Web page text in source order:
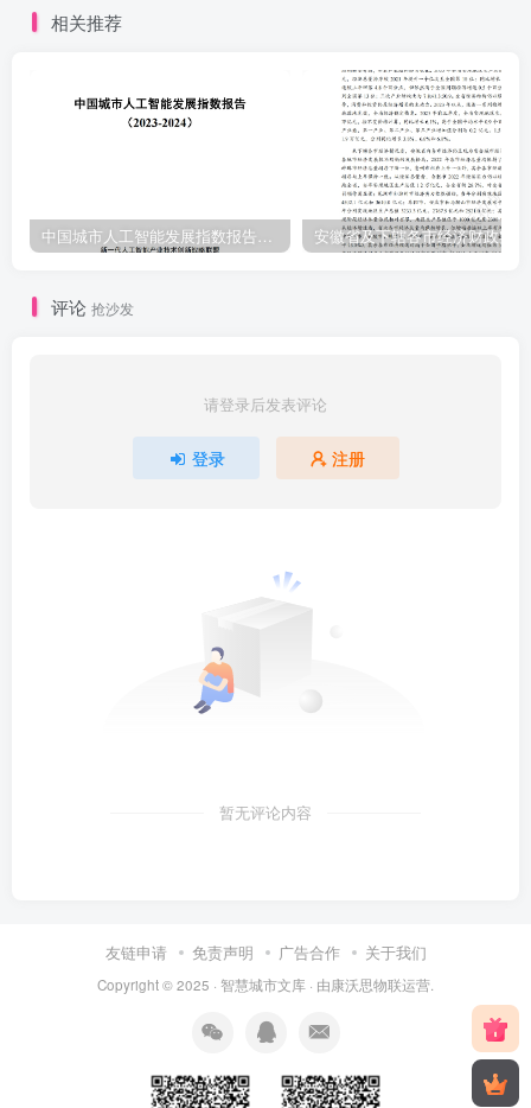
相关推荐
评论 抢沙发
请登录后发表评论
登录 注册
暂无评论内容
友链申请 免责声明 广告合作 关于我们
Copyright © 2025 · 智慧城市文库 · 由康沃思物联运营.